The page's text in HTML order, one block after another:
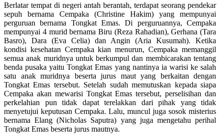
Berlatar tempat di negeri antah berantah, terdapat seorang pendekar
sepuh bernama Cempaka (Christine Hakim) yang mempunyai
perguruan bernama Tongkat Emas. Di perguruannya, Cempaka
mempunyai 4 murid bernama Biru (Reza Rahadian), Gerhana (Tara
Basro), Dara (Eva Celia) dan Angin (Aria Kusumah). Ketika
kondisi kesehatan Cempaka kian menurun, Cempaka memanggil
semua anak muridnya untuk berkumpul dan membicarakan tentang
benda pusaka yaitu Tongkat Emas yang nantinya ia warisi ke salah
satu anak muridnya beserta jurus maut yang berkaitan dengan
Tongkat Emas tersebut. Setelah sudah memutuskan kepada siapa
Cempaka akan mewarisi Tongkat Emas tersebut, perselisihan dan
perkelahian pun tidak dapat terelakkan dari pihak yang tidak
menyetujui keputusan Cempaka. Lalu, muncul juga sosok misterius
bernama Elang (Nicholas Saputra) yang juga mengetahu perihal
Tongkat Emas beserta jurus mautnya.